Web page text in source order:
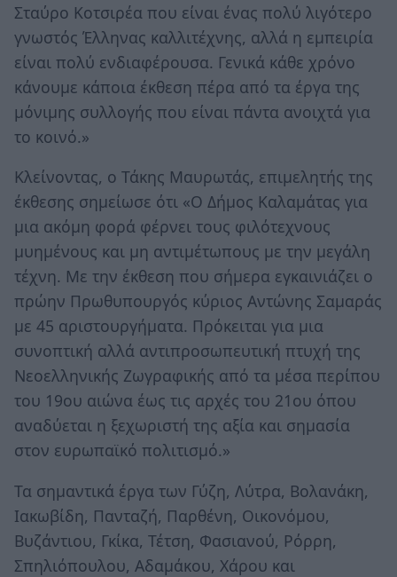
Σταύρο Κοτσιρέα που είναι ένας πολύ λιγότερο
γνωστός Έλληνας καλλιτέχνης, αλλά η εμπειρία
είναι πολύ ενδιαφέρουσα. Γενικά κάθε χρόνο
κάνουμε κάποια έκθεση πέρα από τα έργα της
μόνιμης συλλογής που είναι πάντα ανοιχτά για
το κοινό.»
Κλείνοντας, ο Τάκης Μαυρωτάς, επιμελητής της
έκθεσης σημείωσε ότι «Ο Δήμος Καλαμάτας για
μια ακόμη φορά φέρνει τους φιλότεχνους
μυημένους και μη αντιμέτωπους με την μεγάλη
τέχνη. Με την έκθεση που σήμερα εγκαινιάζει ο
πρώην Πρωθυπουργός κύριος Αντώνης Σαμαράς
με 45 αριστουργήματα. Πρόκειται για μια
συνοπτική αλλά αντιπροσωπευτική πτυχή της
Νεοελληνικής Ζωγραφικής από τα μέσα περίπου
του 19ου αιώνα έως τις αρχές του 21ου όπου
αναδύεται η ξεχωριστή της αξία και σημασία
στον ευρωπαϊκό πολιτισμό.»
Τα σημαντικά έργα των Γύζη, Λύτρα, Βολανάκη,
Ιακωβίδη, Πανταζή, Παρθένη, Οικονόμου,
Βυζάντιου, Γκίκα, Τέτση, Φασιανού, Ρόρρη,
Σπηλιόπουλου, Αδαμάκου, Χάρου και